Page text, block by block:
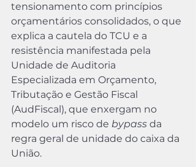
tensionamento com princípios
orçamentários consolidados, o que
explica a cautela do TCU e a
resistência manifestada pela
Unidade de Auditoria
Especializada em Orçamento,
Tributação e Gestão Fiscal
(AudFiscal), que enxergam no
modelo um risco de bypass da
regra geral de unidade do caixa da
União.